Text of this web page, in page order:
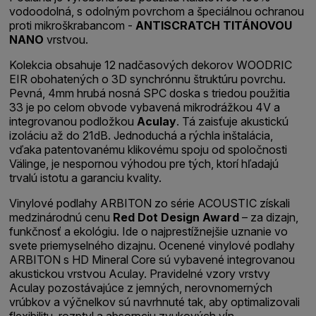
vodoodolná, s odolným povrchom a špeciálnou ochranou
proti mikroškrabancom - ANTISCRATCH TITÁNOVOU
NANO vrstvou.
Kolekcia obsahuje 12 nadčasových dekorov WOODRIC
EIR obohatených o 3D synchrónnu štruktúru povrchu.
Pevná, 4mm hrubá nosná SPC doska s triedou použitia
33 je po celom obvode vybavená mikrodrážkou 4V a
integrovanou podložkou Aculay. Tá zaisťuje akustickú
izoláciu až do 21dB. Jednoduchá a rýchla inštalácia,
vďaka patentovanému klikovému spoju od spoločnosti
Välinge, je nespornou výhodou pre tých, ktorí hľadajú
trvalú istotu a garanciu kvality.
Vinylové podlahy ARBITON zo série ACOUSTIC získali
medzinárodnú cenu Red Dot Design Award – za dizajn,
funkčnosť a ekológiu. Ide o najprestížnejšie uznanie vo
svete priemyselného dizajnu. Ocenené vinylové podlahy
ARBITON s HD Mineral Core sú vybavené integrovanou
akustickou vrstvou Aculay. Pravidelné vzory vrstvy
Aculay pozostávajúce z jemných, nerovnomerných
vrúbkov a výčnelkov sú navrhnuté tak, aby optimalizovali